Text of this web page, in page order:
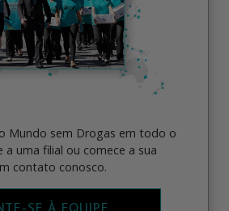
Mundo sem Drogas em todo o
a uma filial ou comece a sua
contato conosco.